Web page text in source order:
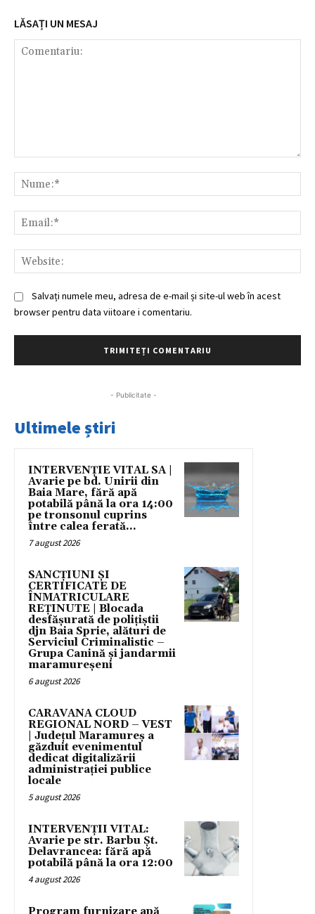
LĂSAȚI UN MESAJ
Salvați numele meu, adresa de e-mail și site-ul web în acest
browser pentru data viitoare i comentariu.
- Publicitate -
Ultimele știri
INTERVENȚIE VITAL SA |
Avarie pe bd. Unirii din
Baia Mare, fără apă
potabilă până la ora 14:00
pe tronsonul cuprins
între calea ferată...
7 august 2026
SANCȚIUNI ȘI
CERTIFICATE DE
ÎNMATRICULARE
REȚINUTE | Blocada
desfășurată de polițiștii
djn Baia Sprie, alături de
Serviciul Criminalistic –
Grupa Canină și jandarmii
maramureșeni
6 august 2026
CARAVANA CLOUD
REGIONAL NORD – VEST
| Județul Maramureș a
găzduit evenimentul
dedicat digitalizării
administrației publice
locale
5 august 2026
INTERVENȚII VITAL:
Avarie pe str. Barbu Șt.
Delavrancea: fără apă
potabilă până la ora 12:00
4 august 2026